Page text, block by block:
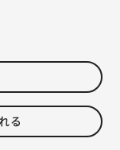
る